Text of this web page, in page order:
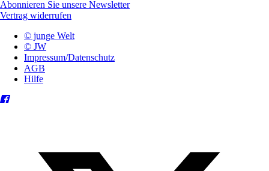
Abonnieren Sie unsere Newsletter
Vertrag widerrufen
© junge Welt
© JW
Impressum/Datenschutz
AGB
Hilfe